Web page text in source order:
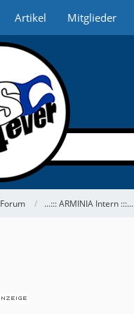
Artikel Mitglieder
Forum ...::: ARMINIA Intern :::...